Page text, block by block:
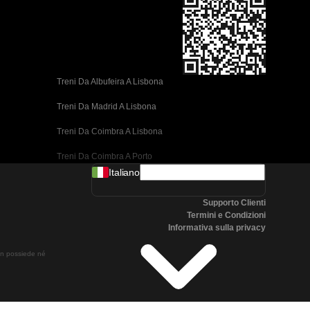
Treni Da Albufeira A Lisbona
Treni Da Madrid A Lisbona
Treni Da Coimbra A Lisbona
Treni Da Coimbra A Porto
Treni Da Valencia A Barcellona
Treni Da Malaga A Madrid
possiede né
Italiano
Supporto Clienti
Termini e Condizioni
Informativa sulla privacy